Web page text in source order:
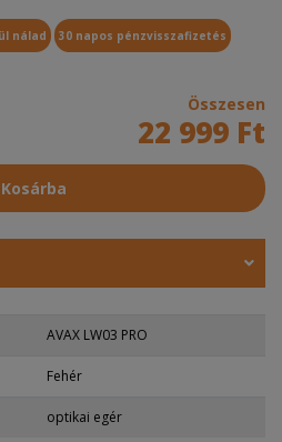
nálad 30 napos pénzvisszafizetés
Összesen
22 999 Ft
Kosárba
AVAX LW03 PRO
Fehér
optikai egér